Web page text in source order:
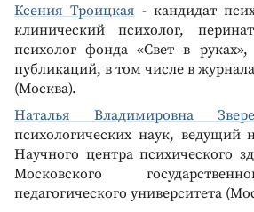
Ксения Троицкая - кандидат
клинический психолог,
психолог фонда «Свет в
публикаций, в том числе в
(Москва).
Наталья Владимировна
психологических наук, ведущий
Научного центра психического
Московского
педагогического университета